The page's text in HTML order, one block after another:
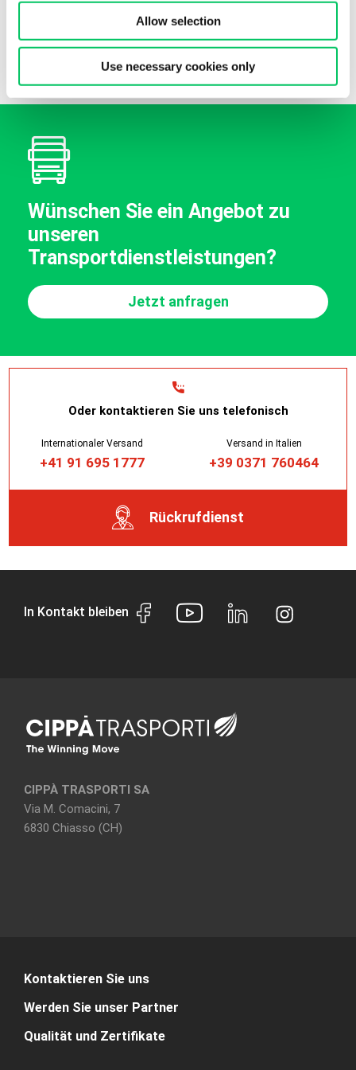
Allow selection
Use necessary cookies only
SondertransportItalien SammelguttransportItalien
Wünschen Sie ein Angebot zu
unseren
Transportdienstleistungen?
Jetzt anfragen
Oder kontaktieren Sie uns telefonisch
Internationaler Versand
+41 91 695 1777
Versand in Italien
+39 0371 760464
Rückrufdienst
In Kontakt bleiben
CIPPÀ TRASPORTI SA
Via M. Comacini, 7
6830 Chiasso (CH)
Kontaktieren Sie uns
Werden Sie unser Partner
Qualität und Zertifikate